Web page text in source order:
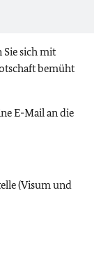
Sie sich mit
bemüht
E-Mail an die
(Visum und